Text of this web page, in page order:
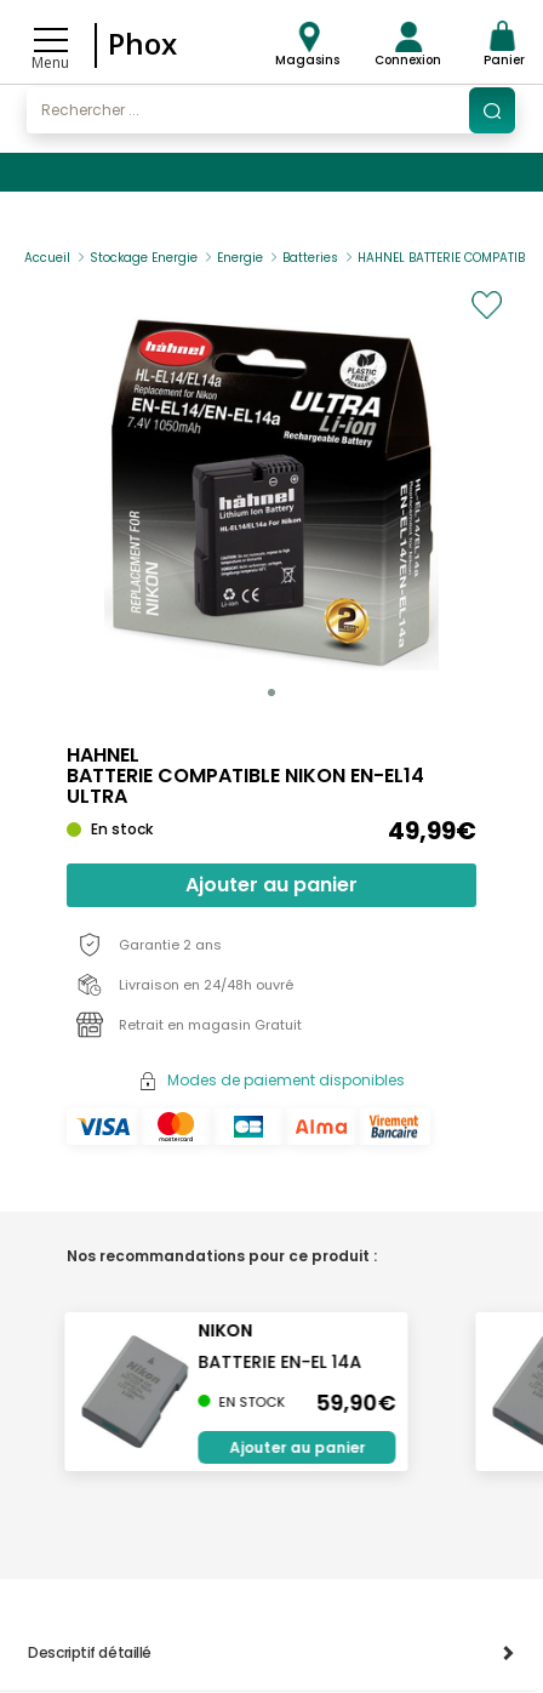
Menu
Phox Magasins Connexion Panier
Accueil Stockage Energie Energie Batteries HAHNEL BATTERIE
HAHNEL
BATTERIE COMPATIBLE NIKON EN-EL14
ULTRA
En stock 49,99€
Ajouter au panier
Garantie 2 ans
Livraison en 24/48h ouvré
Retrait en magasin Gratuit
Modes de paiement disponibles
Nos recommandations pour ce produit :
NIKON
BATTERIE EN-EL 14A
59,90€
EN STOCK
Ajouter au panier
Descriptif détaillé